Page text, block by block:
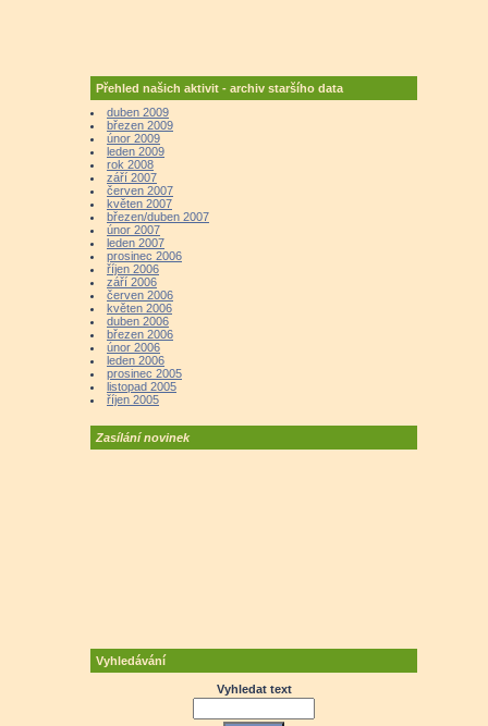
Přehled našich aktivit - archiv staršího data
duben 2009
březen 2009
únor 2009
leden 2009
rok 2008
září 2007
červen 2007
květen 2007
březen/duben 2007
únor 2007
leden 2007
prosinec 2006
říjen 2006
září 2006
červen 2006
květen 2006
duben 2006
březen 2006
únor 2006
leden 2006
prosinec 2005
listopad 2005
říjen 2005
Zasílání novinek
Vyhledávání
Vyhledat text